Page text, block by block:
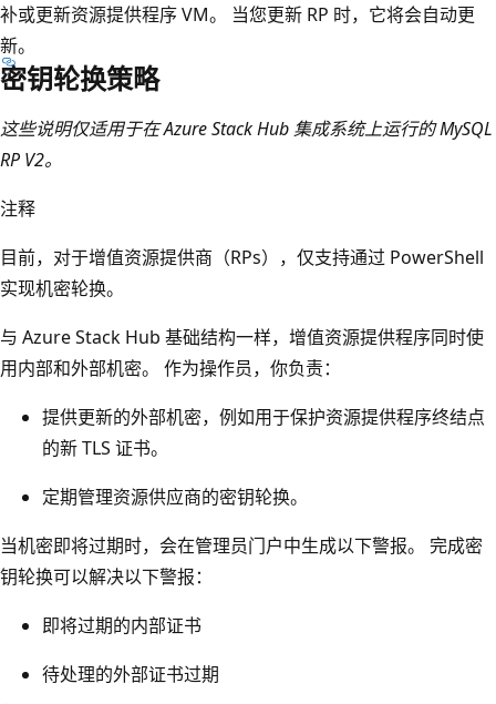
补或更新资源提供程序 VM。 当您更新 RP 时，它将会自动更
新。
密钥轮换策略
这些说明仅适用于在 Azure Stack Hub 集成系统上运行的 MySQL
RP V2。
注释
目前，对于增值资源提供商（RPs），仅支持通过 PowerShell
实现机密轮换。
与 Azure Stack Hub 基础结构一样，增值资源提供程序同时使
用内部和外部机密。 作为操作员，你负责：
提供更新的外部机密，例如用于保护资源提供程序终结点
的新 TLS 证书。
定期管理资源供应商的密钥轮换。
当机密即将过期时，会在管理员门户中生成以下警报。 完成密
钥轮换可以解决以下警报：
即将过期的内部证书
待处理的外部证书过期